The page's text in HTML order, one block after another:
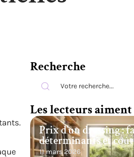
Recherche
Les lecteurs aiment
Prix d’un dressing :
déterminants et
11 mars 2026